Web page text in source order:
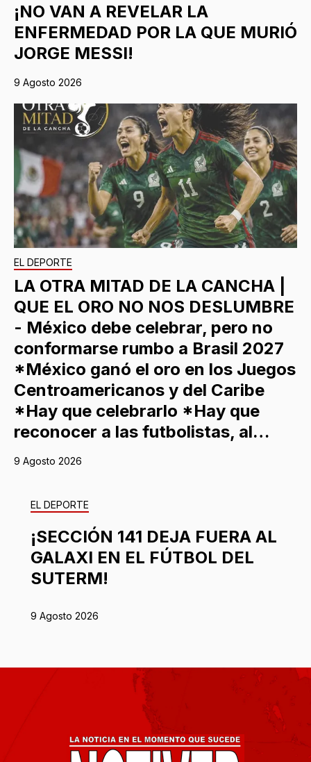
¡NO VAN A REVELAR LA
ENFERMEDAD POR LA QUE MURIÓ
JORGE MESSI!
9 Agosto 2026
EL DEPORTE
LA OTRA MITAD DE LA CANCHA |
QUE EL ORO NO NOS DESLUMBRE
- México debe celebrar, pero no
conformarse rumbo a Brasil 2027
*México ganó el oro en los Juegos
Centroamericanos y del Caribe
*Hay que celebrarlo *Hay que
reconocer a las futbolistas, al…
9 Agosto 2026
EL DEPORTE
¡SECCIÓN 141 DEJA FUERA AL
GALAXI EN EL FÚTBOL DEL
SUTERM!
9 Agosto 2026